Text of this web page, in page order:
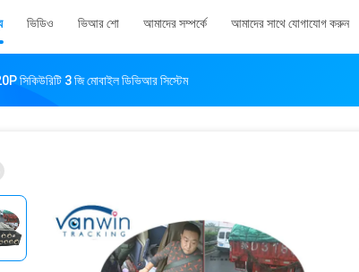
ভিডিও ভিআর শো আমাদের সম্পর্কে আমাদের সাথে যোগাযোগ করুন
সিকিউরিটি 3 জি মোবাইল ডিভিআর সিস্টেম